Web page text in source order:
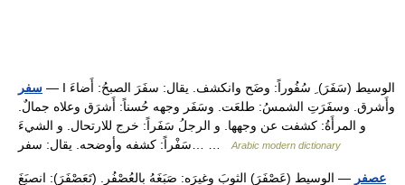
سفر — I الوسيط (سَفَرَ) ِ سُفُوراً: وضَح وانكشف. يقال: سفَرَ الصبحُ: أَضاءَ
وأَشرق. وسفَرَتِ الشمسُ: طلعَت. وسَفَر وجهه حُسناً: أَشرَق وعلاه جمالٌ.
و المرأَةُ: كشفت عن وجهها. و الرجلُ سَفَراً: خرج للارتحال. و الشيءَ
Arabic modern dictionary
عصفر — الوسيط (عَصْفَرَ) الثوبَ وغيرَه: صَبَغَهُ بالعُصْفُرِ. (تَعَصْفَرَ): انصبَغَ